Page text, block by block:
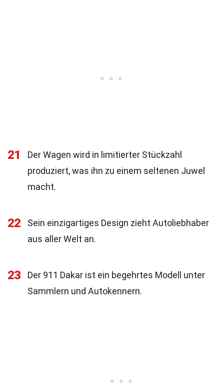
21
Der Wagen wird in limitierter Stückzahl
produziert, was ihn zu einem seltenen Juwel
macht.
22
Sein einzigartiges Design zieht Autoliebhaber
aus aller Welt an.
23
Der 911 Dakar ist ein begehrtes Modell unter
Sammlern und Autokennern.